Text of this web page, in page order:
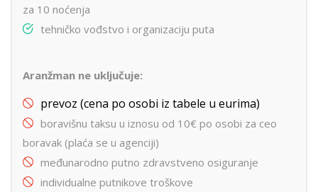
za 10 noćenja
tehničko vođstvo i organizaciju puta
Aranžman ne uključuje:
prevoz (cena po osobi iz tabele u eurima)
boravišnu taksu u iznosu od 10€ po osobi za ceo
boravak (plaća se u agenciji)
međunarodno putno zdravstveno osiguranje
individualne putnikove troškove